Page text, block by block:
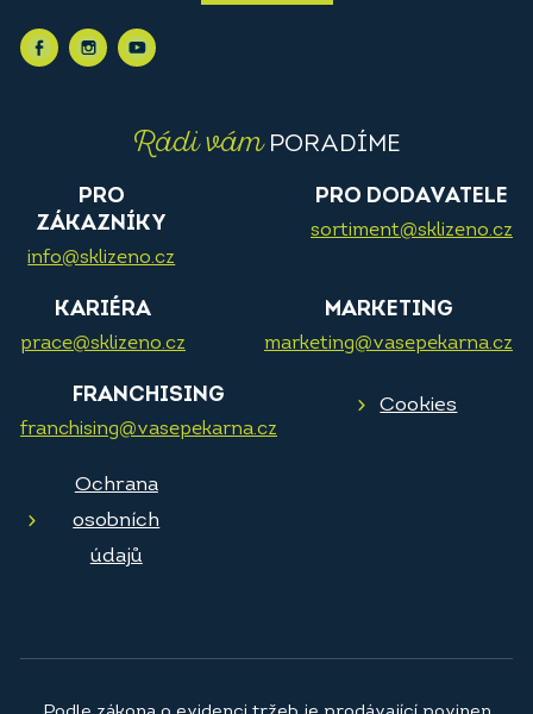
Rádi vámPORADÍME
PRO
ZÁKAZNÍKY
info@sklizeno.cz
PRO DODAVATELE
sortiment@sklizeno.cz
KARIÉRA
prace@sklizeno.cz
MARKETING
marketing@vasepekarna.cz
FRANCHISING
franchising@vasepekarna.cz
Cookies
Ochrana
osobních
údajů